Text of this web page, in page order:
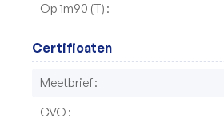
Op 1m90 (T)
Certificaten
Meetbrief
CVO